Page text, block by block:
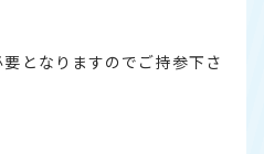
となりますのでご持参下さ